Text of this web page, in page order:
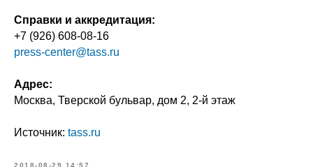
Справки и аккредитация:
+7 (926) 608-08-16
press-center@tass.ru
Адрес:
Москва, Тверской бульвар, дом 2, 2-й этаж
Источник: tass.ru
2018-08-29 14:57